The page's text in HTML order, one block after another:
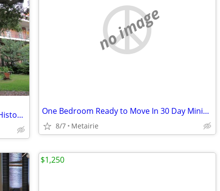
Furnished Apartments Within a Lovely Historic Building and Gardens.
no image
One Bedroom Ready to Move In 30 Day Minimum
8/7 Metairie
$1,250